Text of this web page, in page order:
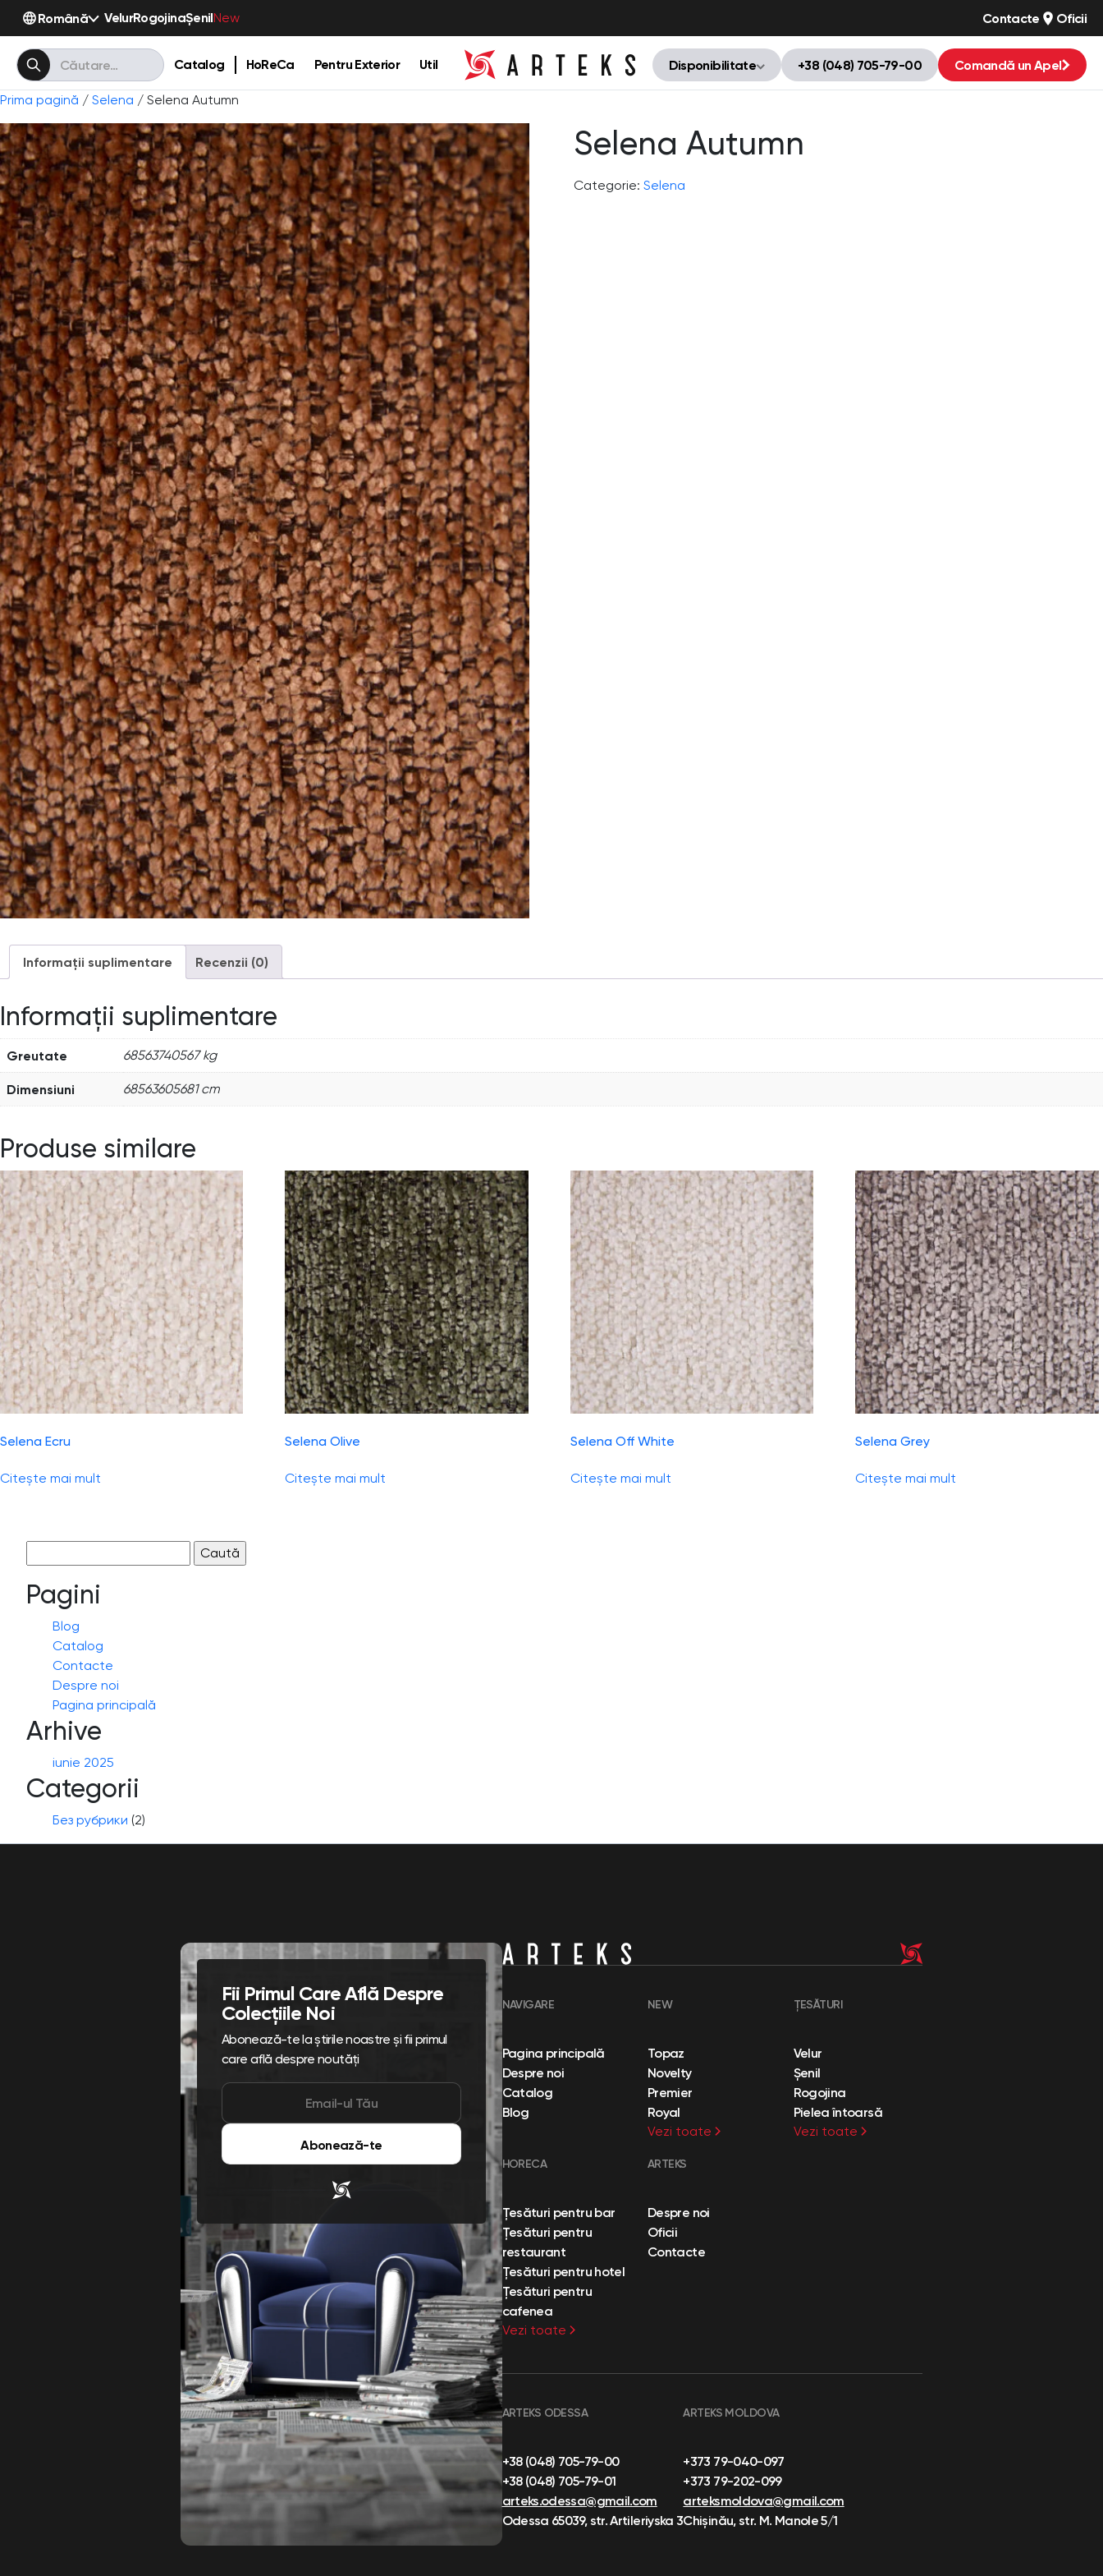
Română VelurRogojinaȘenilNew Contacte Oficii
Catalog HoReCa Pentru Exterior Util Disponibilitate +38 (048) 705-79-00 Comandă un Apel
Prima pagină / Selena / Selena Autumn
Selena Autumn
Categorie: Selena
Informații suplimentare Recenzii (0)
Informații suplimentare
Greutate 68563740567 kg
Dimensiuni 68563605681 cm
Produse similare
Selena Ecru
Citește mai mult
Selena Olive
Citește mai mult
Selena Off White
Citește mai mult
Selena Grey
Citește mai mult
după:
Pagini
Blog
Catalog
Contacte
Despre noi
Pagina principală
Arhive
iunie 2025
Categorii
Без рубрики (2)
Fii Primul Care Află Despre
Colecțiile Noi
Abonează-te la știrile noastre și fii primul
care află despre noutăți
Abonează-te
NAVIGARE
Pagina principală
Despre noi
Catalog
Blog
NEW
Topaz
Novelty
Premier
Royal
Vezi toate
ȚESĂTURI
Velur
Șenil
Rogojina
Pielea întoarsă
Vezi toate
HORECA
Țesături pentru bar
Țesături pentru
restaurant
Țesături pentru hotel
Țesături pentru
cafenea
Vezi toate
ARTEKS
Despre noi
Oficii
Contacte
ARTEKS ODESSA
+38 (048) 705-79-00
+38 (048) 705-79-01
arteks.odessa@gmail.com
Odessa 65039, str. Artileriyska 3
ARTEKS MOLDOVA
+373 79-040-097
+373 79-202-099
arteksmoldova@gmail.com
Chișinău, str. M. Manole 5/1